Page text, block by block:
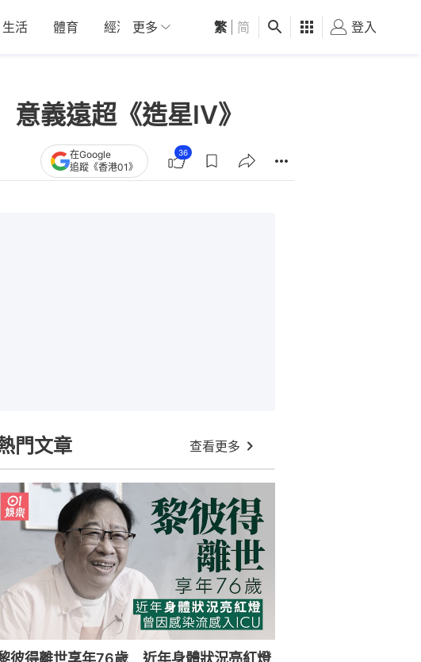
生活 體育 經濟 01深圳 觀點 健康 好食玩飛
更多 繁 简 登入
義遠超《造星IV》
在Google
追蹤《香港01》
36
門文章 查看更多
彼得離世享年76歲 近年身體狀況亮紅燈